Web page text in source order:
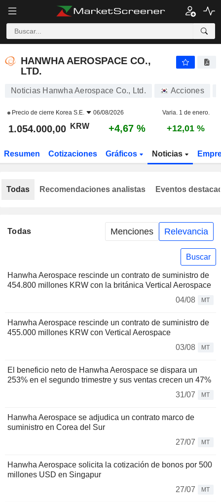
HANWHA AEROSPACE CO.,
LTD.
Noticias Hanwha Aerospace Co., Ltd. Acciones
Precio de cierre Korea S.E. 06/08/2026 Varia. 1 de enero.
1.054.000,00 KRW +4,67 % +12,01 %
Resumen Cotizaciones Gráficos Noticias
Todas Menciones Relevancia
Buscar
Hanwha Aerospace rescinde un contrato de suministro de
454.800 millones KRW con la británica Vertical Aerospace
04/08
MT
Hanwha Aerospace rescinde un contrato de suministro de
455.000 millones KRW con Vertical Aerospace
03/08
MT
El beneficio neto de Hanwha Aerospace se dispara un
253% en el segundo trimestre y sus ventas crecen un 47%
31/07
MT
Hanwha Aerospace se adjudica un contrato marco de
suministro en Corea del Sur
27/07
MT
Hanwha Aerospace solicita la cotización de bonos por 500
millones USD en Singapur
27/07
MT
Todas Recomendaciones analistas Eventos